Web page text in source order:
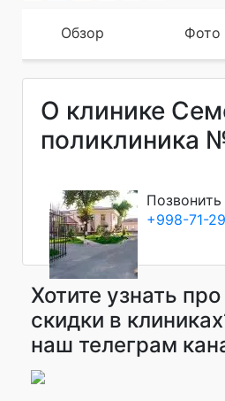
Обзор Фото
О клинике
поликлиника
+998-71-
Хотите узнать
скидки в
наш телеграм